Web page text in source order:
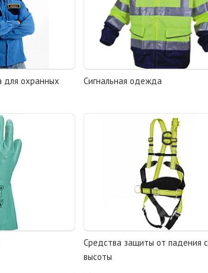
охранных
Сигнальная одежда
Средства защиты от падения с
высоты